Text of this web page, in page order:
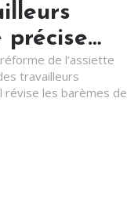
précise…
de l’assiette
travailleurs
révise les barèmes de